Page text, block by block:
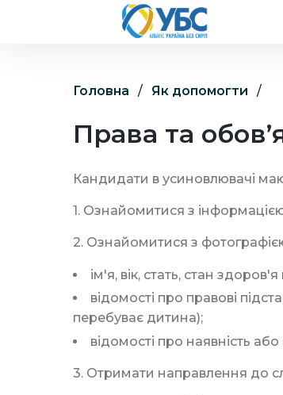
Головна / Як допомогти /
Права та
Кандидати в усиновлювачі
1. Ознайомитися з
2. Ознайомитися з
ім'я, вік, стать, стан
відомості про правові
перебуває дитина);
відомості про наявність або
3. Отримати направлення до